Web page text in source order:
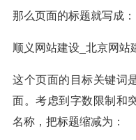
那么页面的标题就写成：
顺义网站建设_北京网站
这个页面的目标关键词
面。考虑到字数限制和
名称，把标题缩减为：